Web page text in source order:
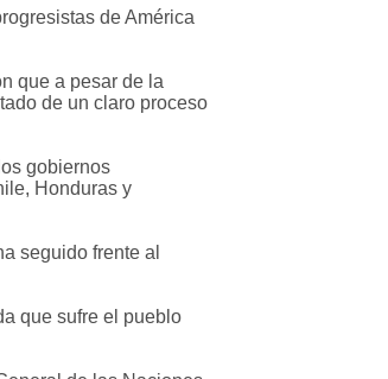
de América
que a pesar de la
de un claro proceso
gobiernos
Honduras y
seguido frente al
que sufre el pueblo